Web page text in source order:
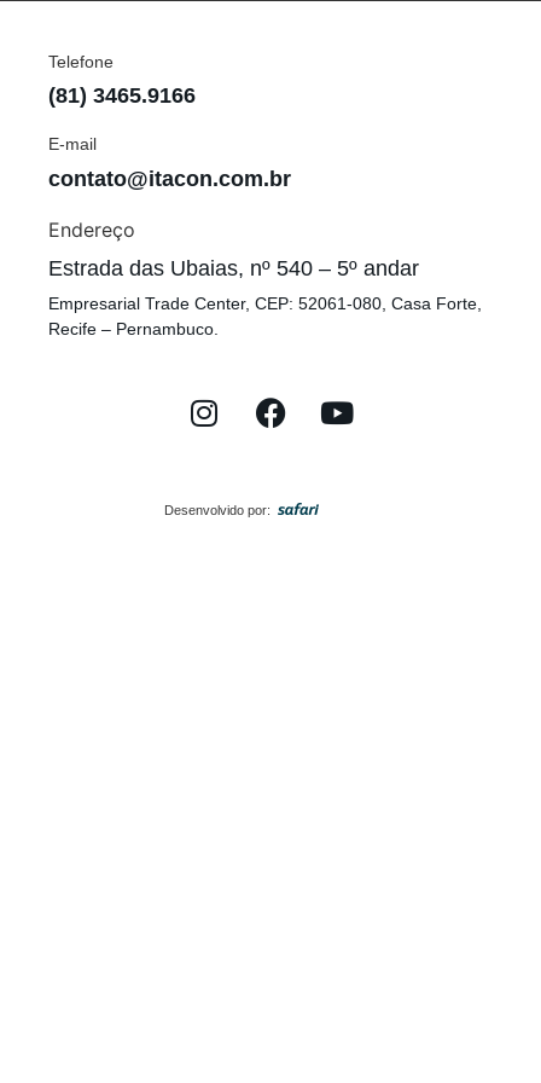
Telefone
(81) 3465.9166
E-mail
contato@itacon.com.br
Endereço
Estrada das Ubaias, nº 540 – 5º andar
Empresarial Trade Center, CEP: 52061-080, Casa Forte,
Recife – Pernambuco.
Desenvolvido por: